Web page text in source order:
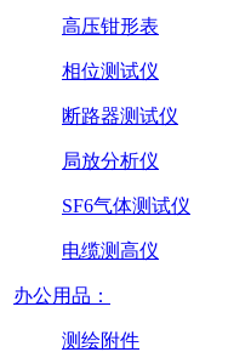
高压钳形表
相位测试仪
断路器测试仪
局放分析仪
SF6气体测试仪
电缆测高仪
办公用品：
测绘附件